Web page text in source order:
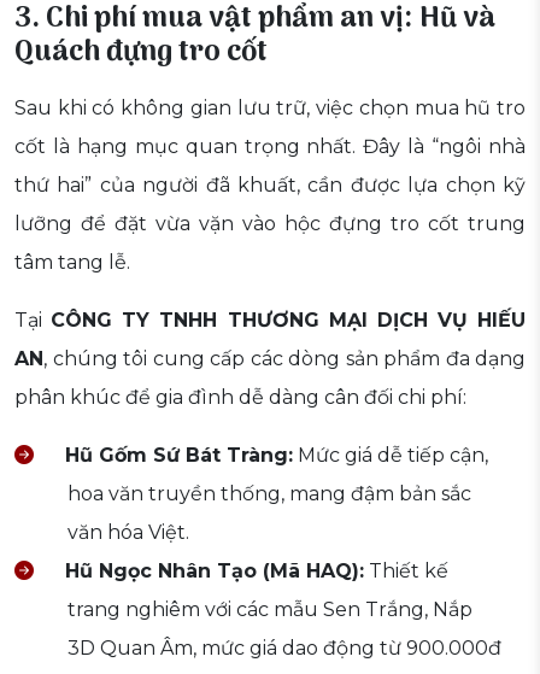
3. Chi phí mua vật phẩm an vị: Hũ và
Quách đựng tro cốt
Sau khi có không gian lưu trữ, việc chọn mua hũ tro
cốt là hạng mục quan trọng nhất. Đây là “ngôi nhà
thứ hai” của người đã khuất, cần được lựa chọn kỹ
lưỡng để đặt vừa vặn vào hộc đựng tro cốt trung
tâm tang lễ.
Tại CÔNG TY TNHH THƯƠNG MẠI DỊCH VỤ HIẾU
AN , chúng tôi cung cấp các dòng sản phẩm đa dạng
phân khúc để gia đình dễ dàng cân đối chi phí:
Hũ Gốm Sứ Bát Tràng: Mức giá dễ tiếp cận,
hoa văn truyền thống, mang đậm bản sắc
văn hóa Việt.
Hũ Ngọc Nhân Tạo (Mã HAQ): Thiết kế
trang nghiêm với các mẫu Sen Trắng, Nắp
3D Quan Âm, mức giá dao động từ 900.000đ